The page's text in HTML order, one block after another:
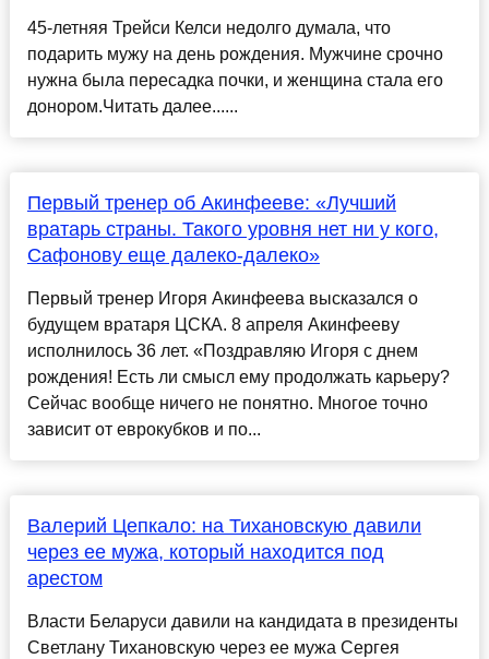
45-летняя Трейси Келси недолго думала, что
подарить мужу на день рождения. Мужчине срочно
нужна была пересадка почки, и женщина стала его
донором.Читать далее......
Первый тренер об Акинфееве: «Лучший
вратарь страны. Такого уровня нет ни у кого,
Сафонову еще далеко-далеко»
Первый тренер Игоря Акинфеева высказался о
будущем вратаря ЦСКА. 8 апреля Акинфееву
исполнилось 36 лет. «Поздравляю Игоря с днем
рождения! Есть ли смысл ему продолжать карьеру?
Сейчас вообще ничего не понятно. Многое точно
зависит от еврокубков и по...
Валерий Цепкало: на Тихановскую давили
через ее мужа, который находится под
арестом
Власти Беларуси давили на кандидата в президенты
Светлану Тихановскую через ее мужа Сергея